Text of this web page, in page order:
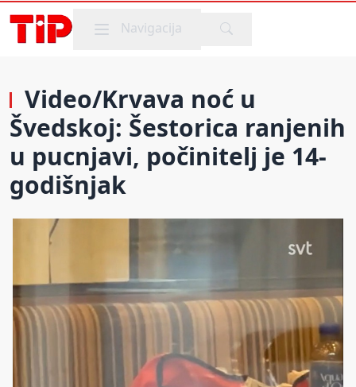
Mobile menu
Navigacija
Video/Krvava noć u
Švedskoj: Šestorica ranjenih
u pucnjavi, počinitelj je 14-
godišnjak